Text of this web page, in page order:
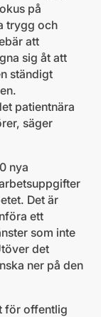
på
trygg och
att
sig åt att
ständigt
patientnära
säger
nya
Det är
ett
som inte
det
ner på den
för offentlig